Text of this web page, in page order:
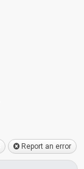
Report an error